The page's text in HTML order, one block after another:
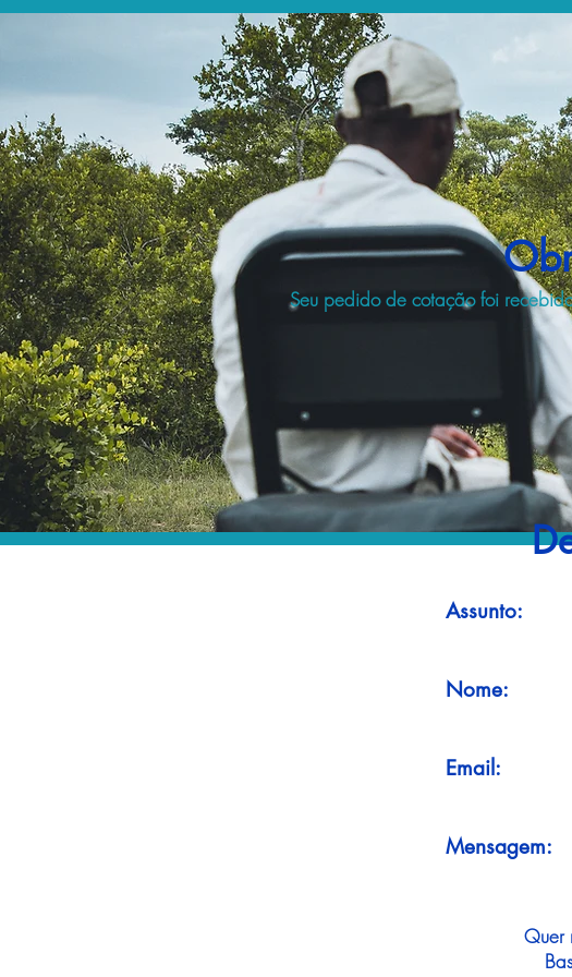
Seu pedido de cotação foi
Assunto:
Nome:
Email:
Mensagem:
Quer